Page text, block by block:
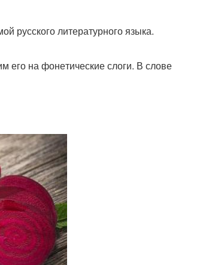
рус­ско­го лите­ра­тур­но­го язы­ка.
его на фоне­ти­че­ские сло­ги. В сло­ве